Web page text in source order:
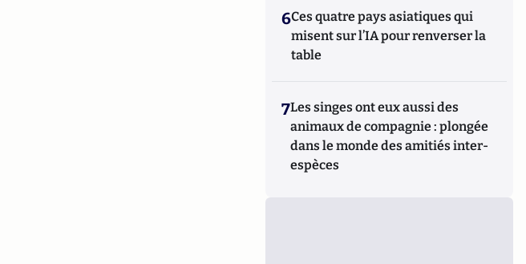
6Ces quatre pays asiatiques qui
misent sur l’IA pour renverser la
table
7Les singes ont eux aussi des
animaux de compagnie : plongée
dans le monde des amitiés inter-
espèces